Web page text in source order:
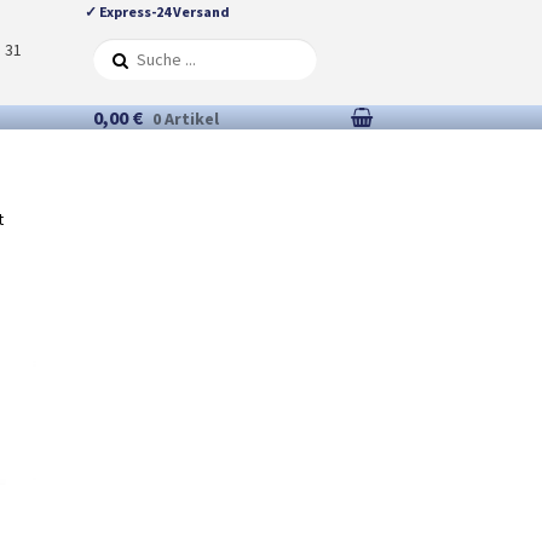
✓ Express-24 Versand
0,00 € 0 Artikel